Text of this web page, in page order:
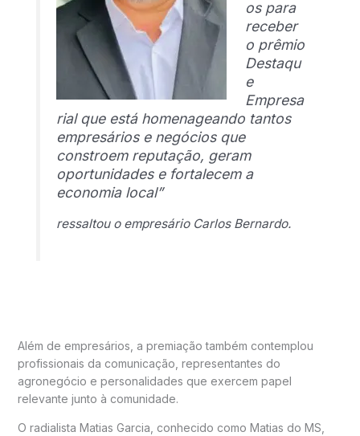
os para
receber
o prêmio
Destaqu
e
Empresa
rial que está homenageando tantos
empresários e negócios que
constroem reputação, geram
oportunidades e fortalecem a
economia local”
ressaltou o empresário Carlos Bernardo.
Além de empresários, a premiação também contemplou
profissionais da comunicação, representantes do
agronegócio e personalidades que exercem papel
relevante junto à comunidade.
O radialista Matias Garcia, conhecido como Matias do MS,